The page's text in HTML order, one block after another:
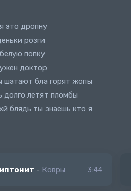
это дропну
розги
попку
доктор
шатают бла горят жопы
долго летят пломбы
блядь ты знаешь кто я
- Ковры 3:44